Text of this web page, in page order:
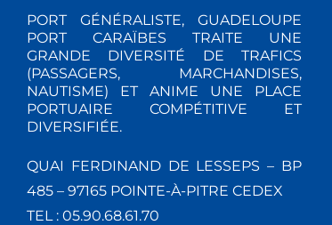
PORT GÉNÉRALISTE, GUADELOUPE
PORT CARAÏBES TRAITE UNE
GRANDE DIVERSITÉ DE TRAFICS
(PASSAGERS, MARCHANDISES,
NAUTISME) ET ANIME UNE PLACE
PORTUAIRE COMPÉTITIVE ET
DIVERSIFIÉE.
QUAI FERDINAND DE LESSEPS – BP
485 – 97165 POINTE-À-PITRE CEDEX
TEL : 05.90.68.61.70